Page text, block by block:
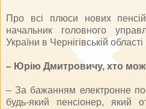
Про всі плюси нових
начальник головного
України в Чернігівській
– Юрію Дмитровичу, хто
– За бажанням електронне
будь-який пенсіонер, який